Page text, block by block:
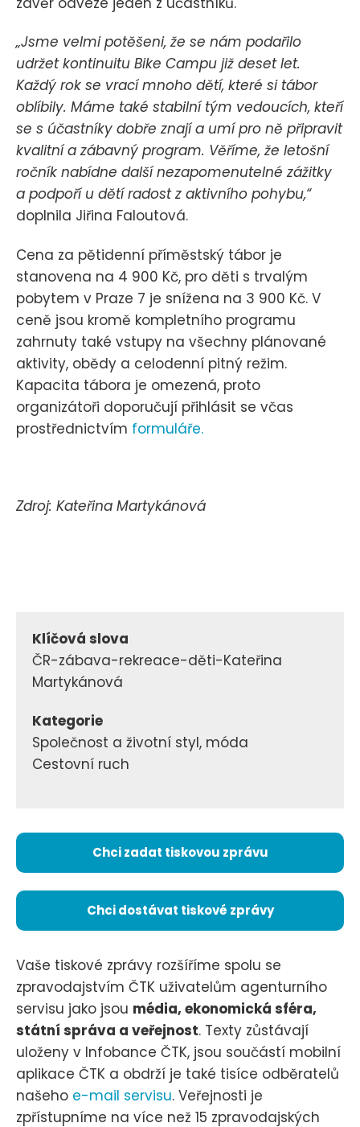
„Jsme velmi potěšeni, že se nám podařilo
udržet kontinuitu Bike Campu již deset let.
Každý rok se vrací mnoho dětí, které si tábor
oblíbily. Máme také stabilní tým vedoucích, kteří
se s účastníky dobře znají a umí pro ně připravit
kvalitní a zábavný program. Věříme, že letošní
ročník nabídne další nezapomenutelné zážitky
a podpoří u dětí radost z aktivního pohybu,“
doplnila Jiřina Faloutová.
Cena za pětidenní příměstský tábor je
stanovena na 4 900 Kč, pro děti s trvalým
pobytem v Praze 7 je snížena na 3 900 Kč. V
ceně jsou kromě kompletního programu
zahrnuty také vstupy na všechny plánované
aktivity, obědy a celodenní pitný režim.
Kapacita tábora je omezená, proto
organizátoři doporučují přihlásit se včas
prostřednictvím formuláře.
Zdroj: Kateřina Martykánová
Klíčová slova
ČR-zábava-rekreace-děti-Kateřina
Martykánová
Kategorie
Společnost a životní styl, móda
Cestovní ruch
Chci zadat tiskovou zprávu
Chci dostávat tiskové zprávy
Vaše tiskové zprávy rozšíříme spolu se
zpravodajstvím ČTK uživatelům agenturního
servisu jako jsou média, ekonomická sféra,
státní správa a veřejnost. Texty zůstávají
uloženy v Infobance ČTK, jsou součástí mobilní
aplikace ČTK a obdrží je také tisíce odběratelů
našeho e-mail servisu. Veřejnosti je
zpřístupníme na více než 15 zpravodajských